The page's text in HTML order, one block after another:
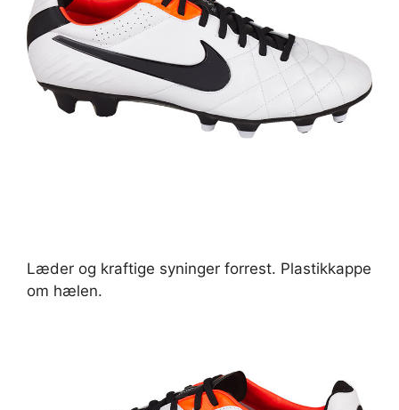
Læder og kraftige syninger forrest. Plastikkappe
om hælen.